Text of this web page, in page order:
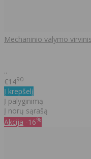
Mechaninio valymo
..
€1490
Į krepšelį
Į palyginimą
Į norų sąrašą
Akcija -16%